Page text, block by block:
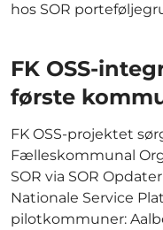
hos SOR
FK OSS-
første
FK OSS-projektet
Fælleskommunal
SOR via SOR
Nationale Service
pilotkommuner: